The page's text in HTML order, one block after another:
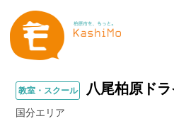
教室・スクール 八尾柏原ド
国分エリア